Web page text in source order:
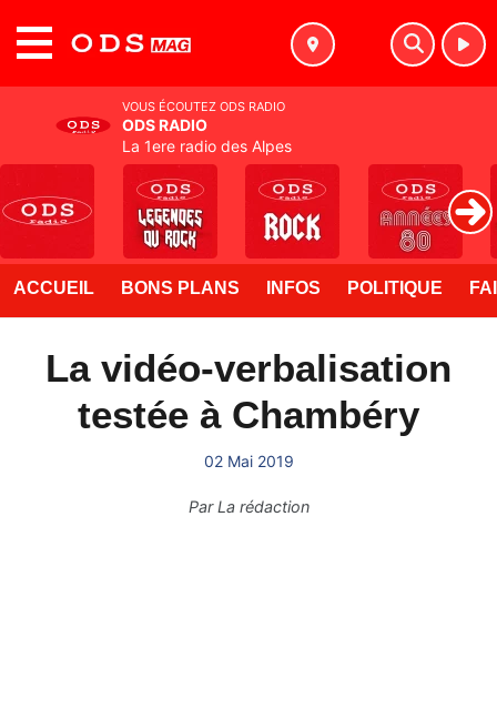
ACCUEIL BONS PLANS INFOS POLITIQUE
La vidéo-verbalisation
testée à Chambéry
02 Mai 2019
ParLa rédaction
VOUS ÉCOUTEZ ODS RADIO
ODS RADIO
La 1ere radio des Alpes